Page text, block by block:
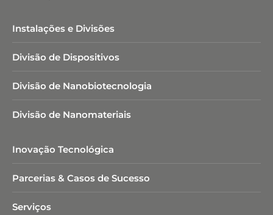
Instalações e Divisões
Divisão de Dispositivos
Divisão de Nanobiotecnologia​
Divisão de Nanomateriais
Inovação Tecnológica
Parcerias & Casos de Sucesso
Serviços